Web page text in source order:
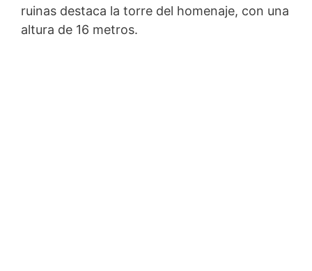
ruinas destaca la torre del homenaje, con una
altura de 16 metros.